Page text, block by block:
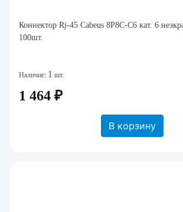
Коннектор Rj-45 Cabeus 8P8C-C6 кат. 6
100шт.
Наличие: 1 шт.
1 464 ₽
В корзину